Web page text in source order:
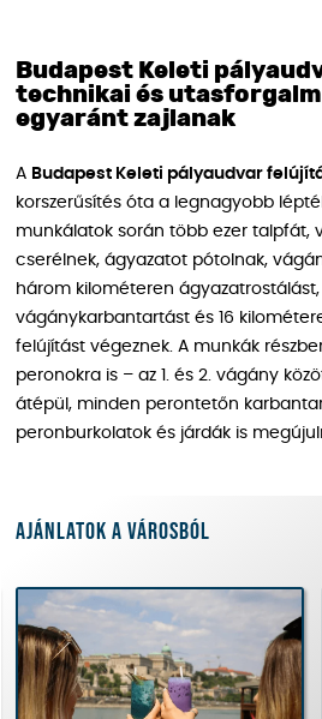
Budapest Keleti
technikai és
egyaránt zajlanak
A Budapest Keleti pályaudvar
korszerűsítés óta a legnagyobb
munkálatok során több ezer talpfát,
cserélnek, ágyazatot pótolnak,
három kilométeren ágyazatrostálást,
vágánykarbantartást és 16
felújítást végeznek. A munkák
peronokra is – az 1. és 2. vágány
átépül, minden perontetőn
peronburkolatok és járdák is
Ajánlatok a városból